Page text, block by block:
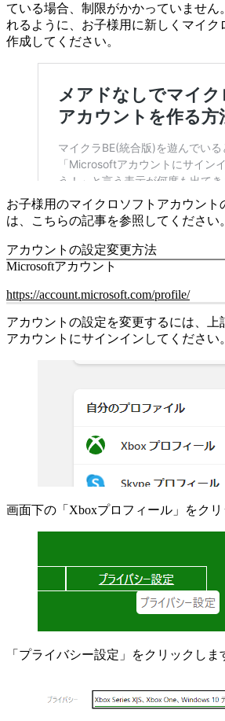
ている場合、制限がかかっていません
れるように、お子様用に新しくマイク
作成してください。
お子様用のマイクロソフトアカウント
は、こちらの記事を参照してください。
アカウントの設定変更方法
Microsoftアカウント
https://account.microsoft.com/profile/
アカウントの設定を変更するには、上
アカウントにサインインしてください。
画面下の「Xboxプロフィール」をクリ
「プライバシー設定」をクリックしま